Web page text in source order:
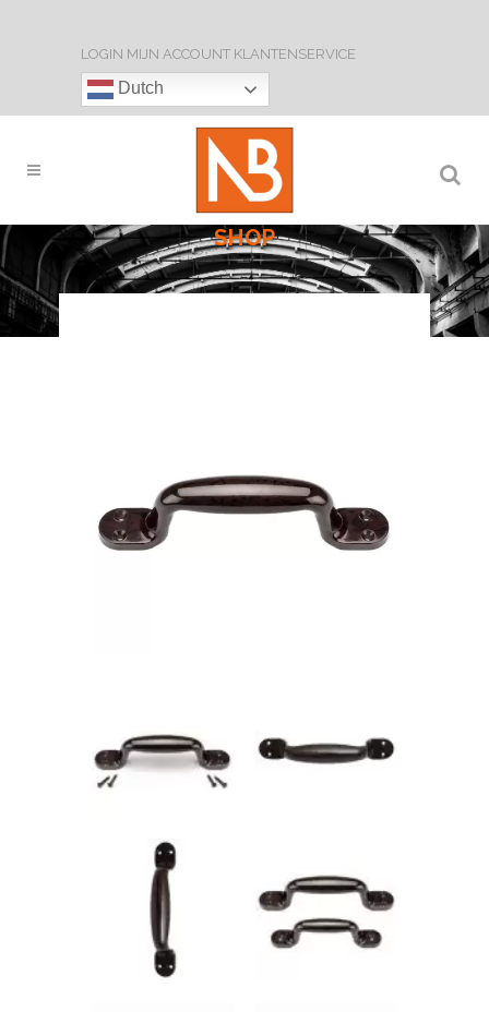
LOGIN MIJN ACCOUNT KLANTENSERVICE
Dutch
SHOP